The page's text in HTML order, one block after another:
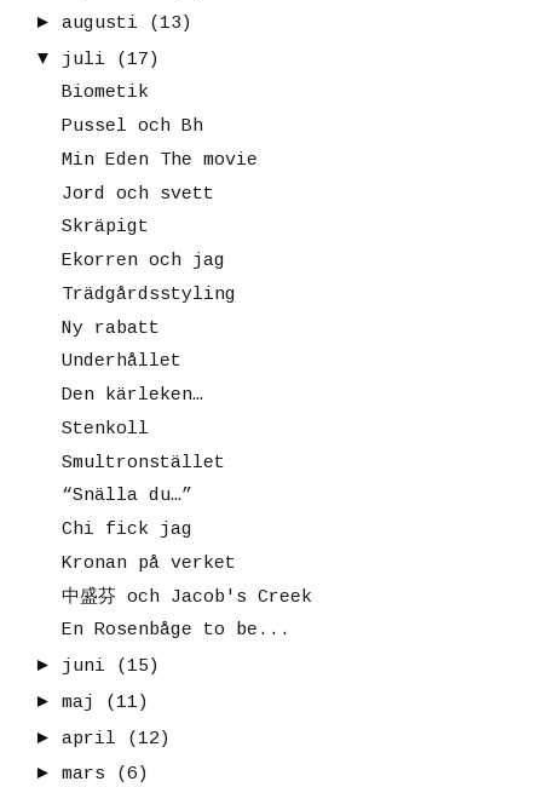
► augusti
(13)
▼
juli
(17)
Biometik
Pussel och Bh
Min Eden The movie
Jord och svett
Skräpigt
Ekorren och jag
Trädgårdsstyling
Ny rabatt
Underhållet
Den kärleken…
Stenkoll
Smultronstället
“Snälla du…”
Chi fick jag
Kronan på verket
中盛芬 och Jacob's Creek
En Rosenbåge to be...
► juni
(15)
► maj
(11)
► april
(12)
► mars
(6)